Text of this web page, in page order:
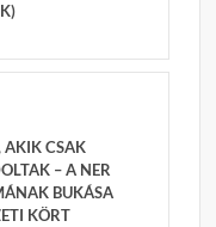
AKIK CSAK
– A NER
BUKÁSA
KÖRT